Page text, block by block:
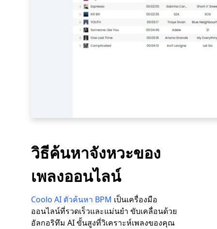
วิธีค้นหาจังหวะของ
เพลงออนไลน์
Coolo AI ตัวค้นหา BPM เป็นเครื่องมือ
ออนไลน์ที่รวดเร็วและแม่นยำ ขับเคลื่อนด้วย
อัลกอริทึม AI ขั้นสูงที่วิเคราะห์เพลงของคุณ